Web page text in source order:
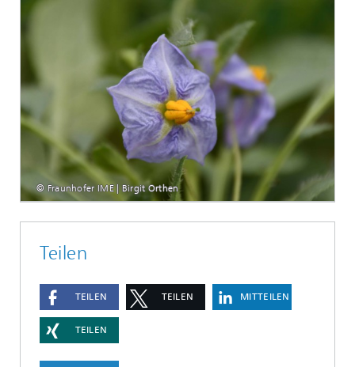
© Fraunhofer IME | Birgit Orthen
Teilen
TEILEN TEILEN MITTEILEN
TEILEN